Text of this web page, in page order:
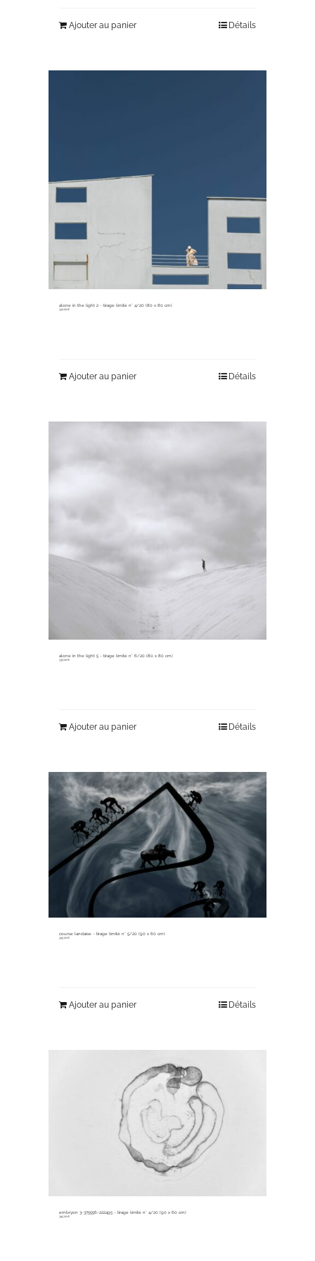
Ajouter au panier Détails
alone in the light 2 ~ tirage limité n° 4/20 (80 x 80 cm)
330,00€
Ajouter au panier Détails
alone in the light 5 ~ tirage limité n° 6/20 (80 x 80 cm)
330,00€
Ajouter au panier Détails
course landaise ~ tirage limité n° 5/20 (90 x 60 cm)
345,00€
Ajouter au panier Détails
embryon 3-375556-222495 ~ tirage limité n° 4/20 (90 x 60 cm)
345,00€